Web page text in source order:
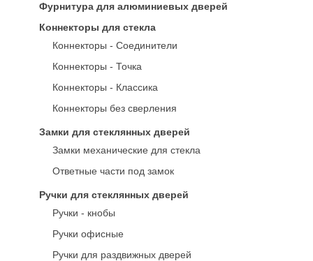
Фурнитура для алюминиевых дверей
Коннекторы для стекла
Коннекторы - Соединители
Коннекторы - Точка
Коннекторы - Классика
Коннекторы без сверления
Замки для стеклянных дверей
Замки механические для стекла
Ответные части под замок
Ручки для стеклянных дверей
Ручки - кнобы
Ручки офисные
Ручки для раздвижных дверей